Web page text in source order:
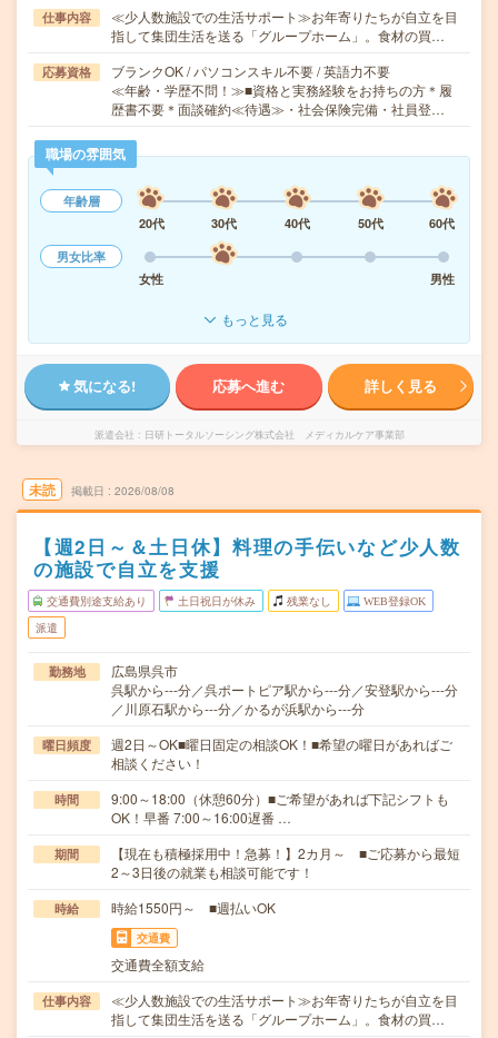
仕事内容
≪少人数施設での生活サポート≫お年寄りたちが自立を目
指して集団生活を送る「グループホーム」。食材の買…
応募資格
ブランクOK / パソコンスキル不要 / 英語力不要
≪年齢・学歴不問！≫■資格と実務経験をお持ちの方＊履
歴書不要＊面談確約≪待遇≫・社会保険完備・社員登…
職場の雰囲気
年齢層
20代
30代 40代 50代
60代
男女比率
女性
男性
もっと見る
気になる! 応募へ進む 詳しく見る
派遣会社 日研トータルソーシング株式会社 メディカルケア事業部
未読 掲載日 2026/08/08
【週2日～＆土日休】料理の手伝いなど少人数
の施設で自立を支援
交通費別途支給あり 土日祝日が休み 残業なし WEB登録OK
派遣
勤務地
広島県呉市
呉駅から---分／呉ポートピア駅から---分／安登駅から---分
／川原石駅から---分／かるが浜駅から---分
曜日頻度
週2日～OK■曜日固定の相談OK！■希望の曜日があればご
相談ください！
時間
9:00～18:00（休憩60分）■ご希望があれば下記シフトも
OK！早番 7:00～16:00遅番 …
期間
【現在も積極採用中！急募！】2カ月～ ■ご応募から最短
2～3日後の就業も相談可能です！
時給 時給1550円～ ■週払いOK
交通費
交通費全額支給
仕事内容
≪少人数施設での生活サポート≫お年寄りたちが自立を目
指して集団生活を送る「グループホーム」。食材の買…